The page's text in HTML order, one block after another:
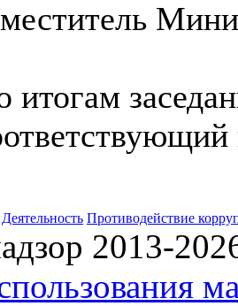
итогам
Деятельность Противодействие
2013-